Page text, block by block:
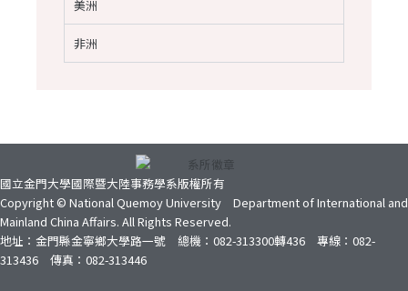
美洲
非洲
國立金門大學國際暨大陸事務學系版權所有
Copyright © National Quemoy University Department of International and
Mainland China Affairs. All Rights Reserved.
地址：金門縣金寧鄉大學路一號 總機：082-313300轉436 專線：082-
313436 傳真：082-313446